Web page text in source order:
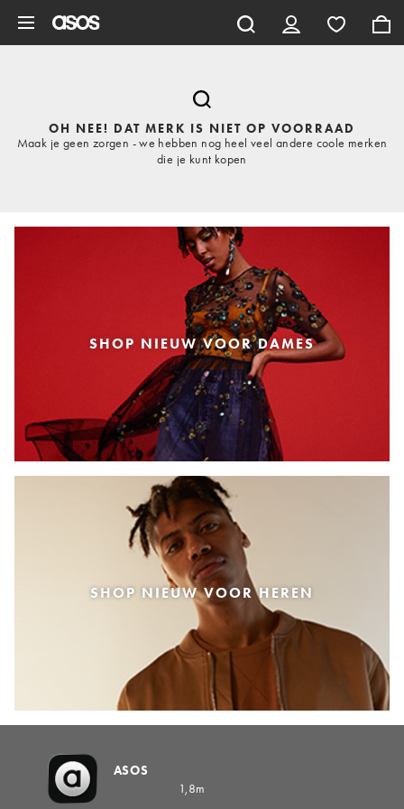
OH NEE! DAT MERK IS NIET OP VOORRAAD
Maak je geen zorgen - we hebben nog heel veel andere coole merken
die je kunt kopen
SHOP NIEUW VOOR DAMES
SHOP NIEUW VOOR HEREN
ASOS
1,8m